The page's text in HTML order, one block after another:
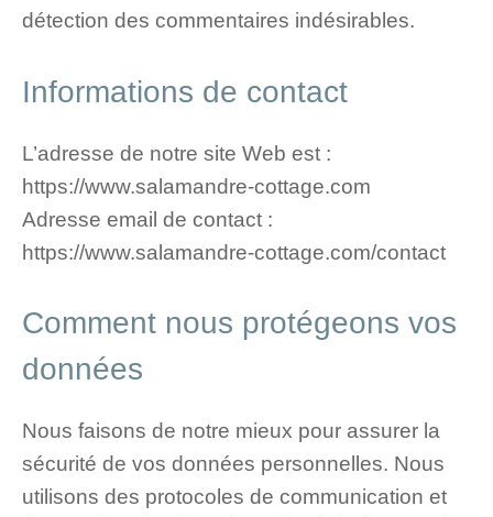
détection des commentaires indésirables.
Informations de contact
L’adresse de notre site Web est :
https://www.salamandre-cottage.com
Adresse email de contact :
https://www.salamandre-cottage.com/contact
Comment nous protégeons vos
données
Nous faisons de notre mieux pour assurer la
sécurité de vos données personnelles. Nous
utilisons des protocoles de communication et